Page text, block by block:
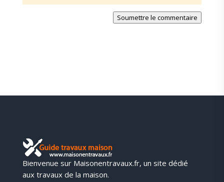
Soumettre le commentaire
Bienvenue sur Maisonentravaux.fr, un site dédié
aux travaux de la maison.